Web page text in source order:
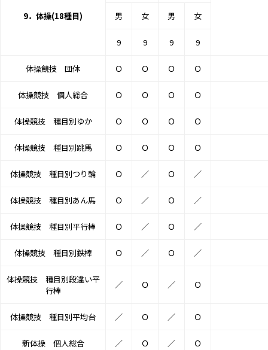
9．体操(18種目) 男 女 男 女
9 9 9 9
体操競技 団体 Ｏ Ｏ Ｏ Ｏ
体操競技 個人総合 Ｏ Ｏ Ｏ Ｏ
体操競技 種目別ゆか Ｏ Ｏ Ｏ Ｏ
体操競技 種目別跳馬 Ｏ Ｏ Ｏ Ｏ
体操競技 種目別つり輪 Ｏ ／ Ｏ ／
体操競技 種目別あん馬 Ｏ ／ Ｏ ／
体操競技 種目別平行棒 Ｏ ／ Ｏ ／
体操競技 種目別鉄棒 Ｏ ／ Ｏ ／
体操競技 種目別段違い平
行棒
／ Ｏ ／ Ｏ
体操競技 種目別平均台 ／ Ｏ ／ Ｏ
新体操 個人総合 ／ Ｏ ／ Ｏ